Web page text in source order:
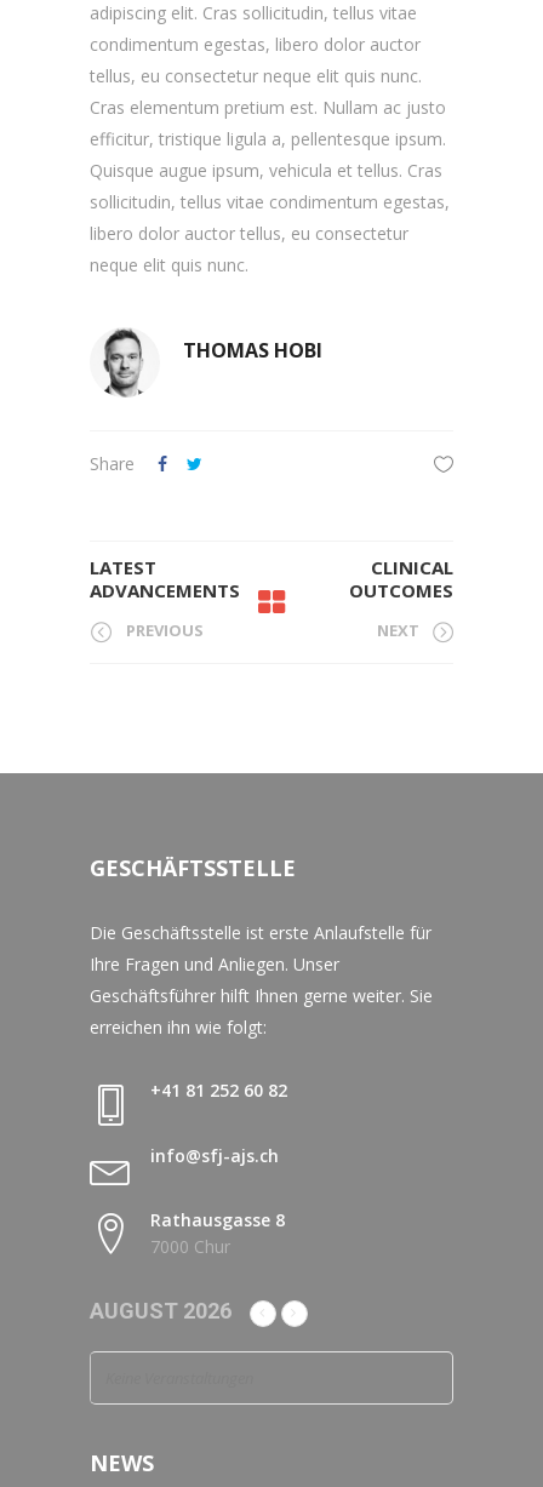
adipiscing elit. Cras sollicitudin, tellus vitae
condimentum egestas, libero dolor auctor
tellus, eu consectetur neque elit quis nunc.
Cras elementum pretium est. Nullam ac justo
efficitur, tristique ligula a, pellentesque ipsum.
Quisque augue ipsum, vehicula et tellus. Cras
sollicitudin, tellus vitae condimentum egestas,
libero dolor auctor tellus, eu consectetur
neque elit quis nunc.
THOMAS HOBI
Share
LATEST
ADVANCEMENTS
PREVIOUS
CLINICAL
OUTCOMES
NEXT
GESCHÄFTSSTELLE
Die Geschäftsstelle ist erste Anlaufstelle für
Ihre Fragen und Anliegen. Unser
Geschäftsführer hilft Ihnen gerne weiter. Sie
erreichen ihn wie folgt:
+41 81 252 60 82
info@sfj-ajs.ch
Rathausgasse 8
7000 Chur
AUGUST 2026
NEWS